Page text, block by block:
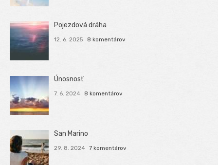
Pojezdová dráha
12. 6. 2025 8 komentárov
Únosnosť
7. 6. 2024 8 komentárov
San Marino
29. 8. 2024 7 komentárov